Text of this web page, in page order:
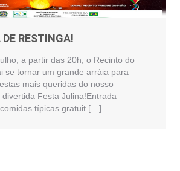
RESTINGA!
a partir das 20h, o Recinto do
se tornar um grande arráia para
mais queridas do nosso
Festa Julina!Entrada
típicas gratuit […]